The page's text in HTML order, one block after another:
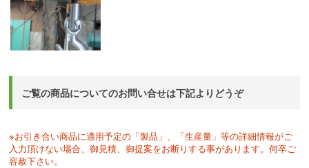
ご覧の商品についてのお問い合せは下記よりどうぞ
※お引き合い商品に適用予定の「製品」、「生産量」等の詳細情報がご
入力頂けない場合、御見積、御提案をお断りする事があります。何卒ご
容赦下さい。